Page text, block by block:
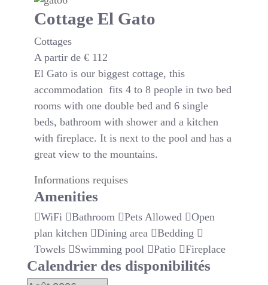
Cottage El Gato
Cottages
A partir de€ 112
El Gato is our biggest cottage, this
accommodation fits 4 to 8 people in two bed
rooms with one double bed and 6 single
beds, bathroom with shower and a kitchen
with fireplace. It is next to the pool and has a
great view to the mountains.
Informations requises
Amenities
WiFi Bathroom Pets Allowed
Open
plan kitchen
Dining area
Bedding
Towels
Swimming pool Patio Fireplace
Calendrier des disponibilités